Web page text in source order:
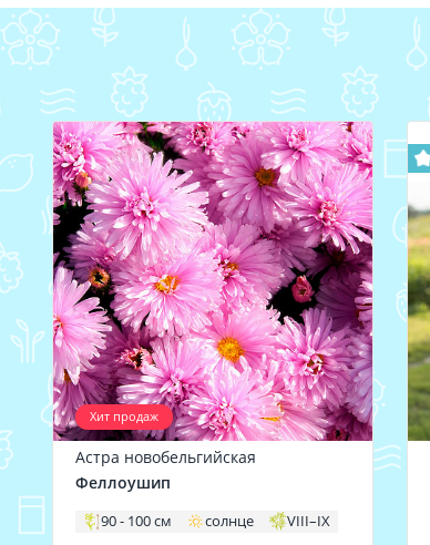
Хит продаж
Астра новобельгийская
Феллоушип
90 - 100 см солнце VIII–IX